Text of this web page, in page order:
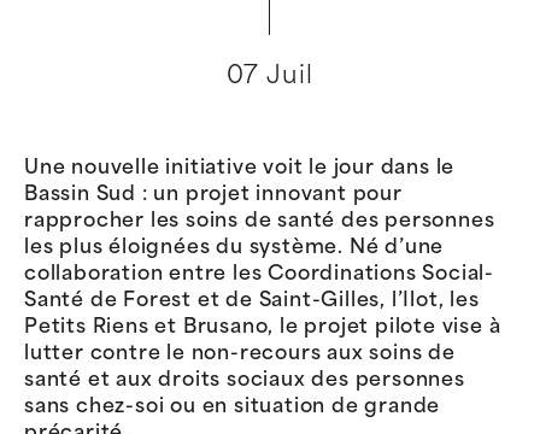
07 Juil
Une nouvelle initiative voit le jour dans le
Bassin Sud : un projet innovant pour
rapprocher les soins de santé des personnes
les plus éloignées du système. Né d’une
collaboration entre les Coordinations Social-
Santé de Forest et de Saint-Gilles, l’Ilot, les
Petits Riens et Brusano, le projet pilote vise à
lutter contre le non-recours aux soins de
santé et aux droits sociaux des personnes
sans chez-soi ou en situation de grande